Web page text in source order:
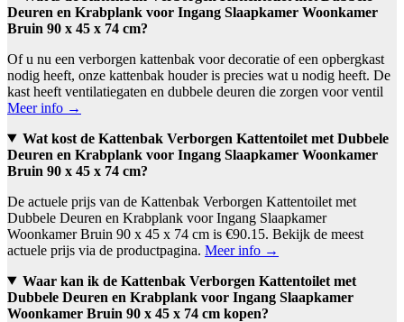
Deuren en Krabplank voor Ingang Slaapkamer Woonkamer
Bruin 90 x 45 x 74 cm?
Of u nu een verborgen kattenbak voor decoratie of een opbergkast
nodig heeft, onze kattenbak houder is precies wat u nodig heeft. De
kast heeft ventilatiegaten en dubbele deuren die zorgen voor ventil
Meer info →
Wat kost de Kattenbak Verborgen Kattentoilet met Dubbele
Deuren en Krabplank voor Ingang Slaapkamer Woonkamer
Bruin 90 x 45 x 74 cm?
De actuele prijs van de Kattenbak Verborgen Kattentoilet met
Dubbele Deuren en Krabplank voor Ingang Slaapkamer
Woonkamer Bruin 90 x 45 x 74 cm is €90.15. Bekijk de meest
actuele prijs via de productpagina. Meer info →
Waar kan ik de Kattenbak Verborgen Kattentoilet met
Dubbele Deuren en Krabplank voor Ingang Slaapkamer
Woonkamer Bruin 90 x 45 x 74 cm kopen?